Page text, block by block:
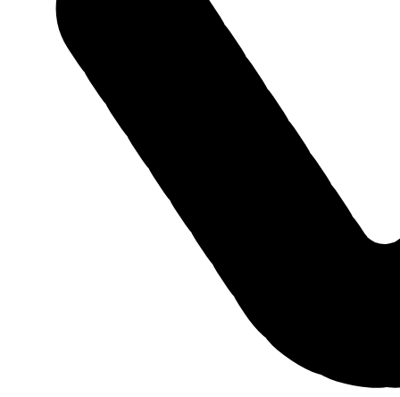
Тамбов, Моршанское шоссе 24Б
Пн-Пт: 08:00-20:00, Выходные: 08:00-18:00